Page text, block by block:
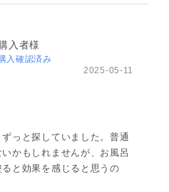
入者様
入確認済み
2025-05-11
っと探していました。普通
かもしれませんが、お風呂
と効果を感じると思うの